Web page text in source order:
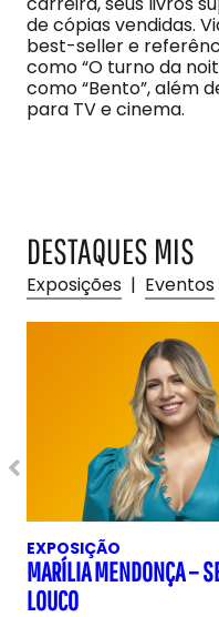
de cópias vendidas.
best-seller e
como “O turno da
como “Bento”, além
para TV e cinema.
DESTAQUES MIS
Exposições | Eventos
EXPOSIÇÃO
MARÍLIA MENDONÇA –
LOUCO